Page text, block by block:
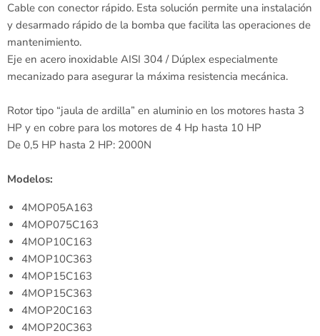
Cable con conector rápido. Esta solución permite una instalación
y desarmado rápido de la bomba que facilita las operaciones de
mantenimiento.
Eje en acero inoxidable AISI 304 / Dúplex especialmente
mecanizado para asegurar la máxima resistencia mecánica.
Rotor tipo “jaula de ardilla” en aluminio en los motores hasta 3
HP y en cobre para los motores de 4 Hp hasta 10 HP
De 0,5 HP hasta 2 HP: 2000N
Modelos:
4MOP05A163
4MOP075C163
4MOP10C163
4MOP10C363
4MOP15C163
4MOP15C363
4MOP20C163
4MOP20C363